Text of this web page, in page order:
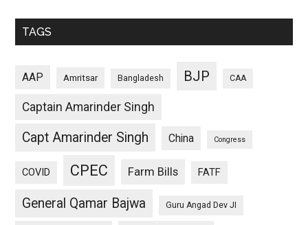
TAGS
AAP Amritsar Bangladesh BJP CAA
Captain Amarinder Singh
Capt Amarinder Singh China Congress
COVID CPEC Farm Bills FATF
General Qamar Bajwa Guru Angad Dev JI